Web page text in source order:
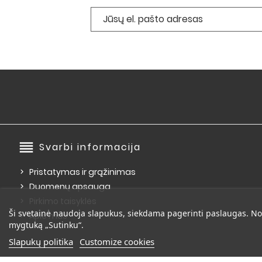
reorder Svarbi informacija
Pristatymas ir grąžinimas
Duomenų apsauga
Apie mus
Ši svetainė naudoja slapukus, siekdama pagerinti paslaugas.
mygtuką „Sutinku“.
Slapukų politika Customize cookies